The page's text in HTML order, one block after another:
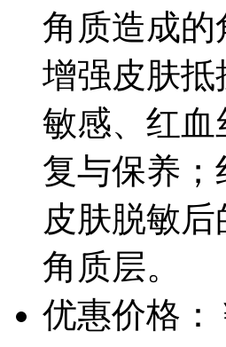
角质造成
增强皮肤
敏感、红
复与保养
皮肤脱敏
角质层。
优惠价格：